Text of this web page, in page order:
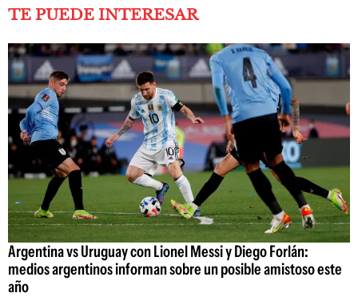
TE PUEDE INTERESAR
Argentina vs Uruguay con Lionel Messi y Diego Forlán:
medios argentinos informan sobre un posible amistoso este
año